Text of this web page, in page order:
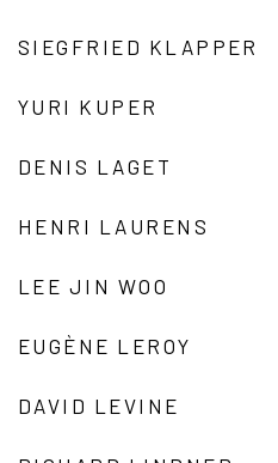
SIEGFRIED KLAPPER
YURI KUPER
DENIS LAGET
HENRI LAURENS
LEE JIN WOO
EUGÈNE LEROY
DAVID LEVINE